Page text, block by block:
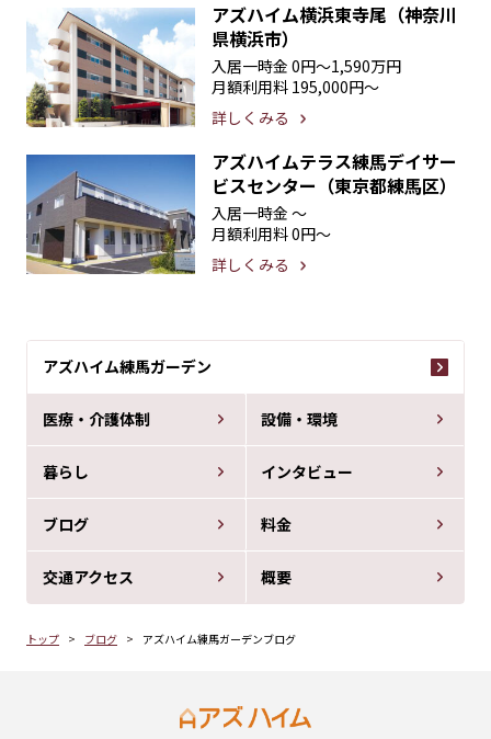
アズハイム練馬ガーデン
医療・介護体制 設備・環境
暮らし インタビュー
ブログ 料金
交通アクセス 概要
トップ ブログ アズハイム練馬ガーデンブログ
アズハイム横浜東寺尾（神奈川
県横浜市）
入居一時金 0円〜1,590万円
月額利用料 195,000円〜
詳しくみる
アズハイムテラス練馬デイサー
ビスセンター（東京都練馬区）
入居一時金 〜
月額利用料0円〜
詳しくみる